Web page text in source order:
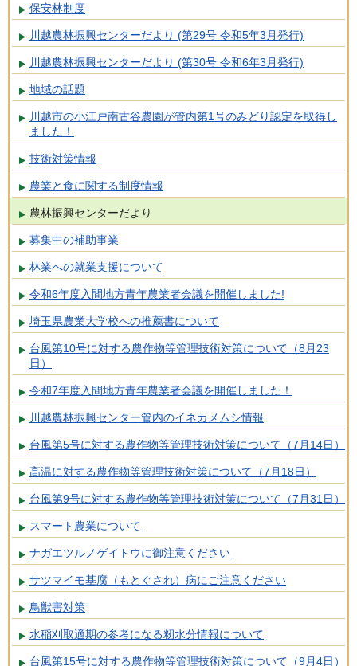
保安林制度
川越農林振興センターだより (第29号 令和5年3月発行)
川越農林振興センターだより (第30号 令和6年3月発行)
地域の話題
川越市の小江戸南古谷農園が管内第1号のみどり認定を取得し
ました！
技術対策情報
農業と食に関する制度情報
農林振興センターだより
募集中の補助事業
林業への就業支援について
令和6年度入間地方青年農業者会議を開催しました!
埼玉県農業大学校への推薦書について
台風第10号に対する農作物等管理技術対策について（8月23
日）
令和7年度入間地方青年農業者会議を開催しました！
川越農林振興センター管内のイネカメムシ情報
台風第5号に対する農作物等管理技術対策について（7月14日）
高温に対する農作物等管理技術対策について（7月18日）
台風第9号に対する農作物等管理技術対策について（7月31日）
スマート農業について
ナガエツルノゲイトウに御注意ください
サツマイモ基腐（もとぐされ）病にご注意ください
鳥獣害対策
水稲刈取適期の参考になる籾水分情報について
台風第15号に対する農作物等管理技術対策について（9月4日）